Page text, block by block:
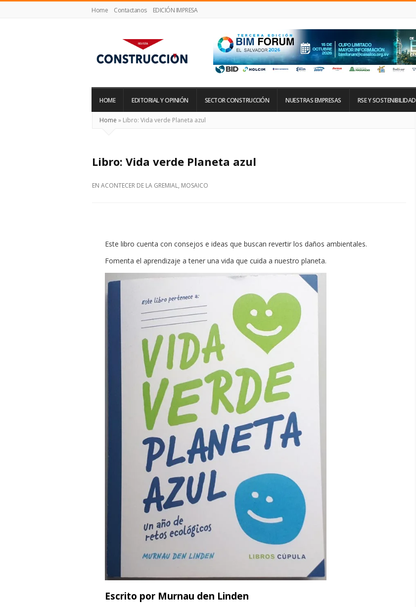
Home Contactanos EDICIÓN IMPRESA
Construcción
HOME EDITORIAL Y OPINIÓN SECTOR CONSTRUCCIÓN NUESTRAS EMPRESAS RSE Y SOSTENIBILIDAD
Home » Libro: Vida verde Planeta azul
Libro: Vida verde Planeta azul
EN ACONTECER DE LA GREMIAL, MOSAICO
Este libro cuenta con consejos e ideas que buscan revertir los daños ambientales.
Fomenta el aprendizaje a tener una vida que cuida a nuestro planeta.
Escrito por Murnau den Linden